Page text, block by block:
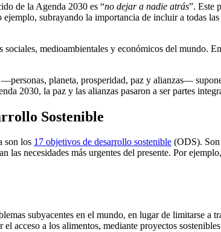
de la Agenda 2030 es “no dejar a nadie atrás”. Este
subrayando la importancia de incluir a todas
medioambientales y económicos del mundo.
planeta, prosperidad, paz y alianzas—
2030, la paz y las alianzas pasaron a ser partes
Sostenible
son los 17 objetivos de desarrollo sostenible (ODS). Son
las necesidades más urgentes del presente. Por
subyacentes en el mundo, en lugar de limitarse
acceso a los alimentos, mediante proyectos